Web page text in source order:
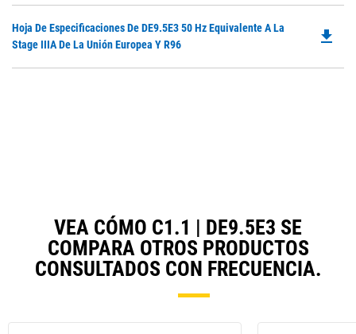
Hoja De Especificaciones De DE9.5E3 50 Hz Equivalente A La
Stage IIIA De La Unión Europea Y R96
file_download
VEA CÓMO C1.1 | DE9.5E3 SE
COMPARA OTROS PRODUCTOS
CONSULTADOS CON FRECUENCIA.